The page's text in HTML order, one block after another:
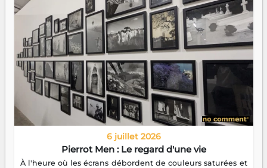
6 juillet 2026
Pierrot Men : Le regard d'une vie
À l'heure où les écrans débordent de couleurs saturées et